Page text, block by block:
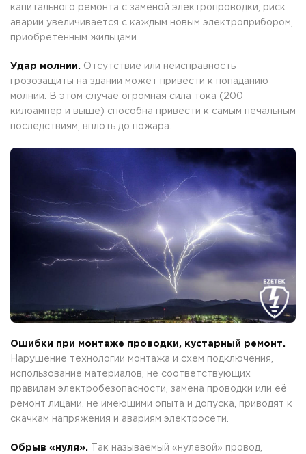
капитального ремонта с заменой электропроводки, риск
аварии увеличивается с каждым новым электроприбором,
приобретенным жильцами.
Удар молнии. Отсутствие или неисправность
грозозащиты на здании может привести к попаданию
молнии. В этом случае огромная сила тока (200
килоампер и выше) способна привести к самым печальным
последствиям, вплоть до пожара.
Ошибки при монтаже проводки, кустарный ремонт.
Нарушение технологии монтажа и схем подключения,
использование материалов, не соответствующих
правилам электробезопасности, замена проводки или её
ремонт лицами, не имеющими опыта и допуска, приводят к
скачкам напряжения и авариям электросети.
Обрыв «нуля». Так называемый «нулевой» провод,